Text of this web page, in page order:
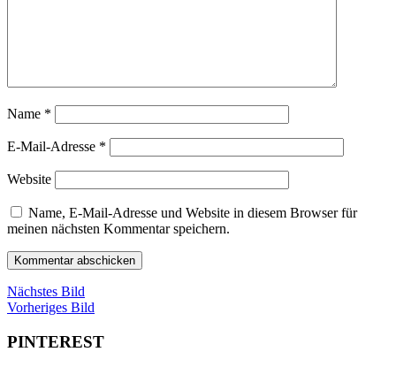
Name *
E-Mail-Adresse *
Website
Name, E-Mail-Adresse und Website in diesem Browser für
meinen nächsten Kommentar speichern.
Nächstes Bild
Vorheriges Bild
PINTEREST